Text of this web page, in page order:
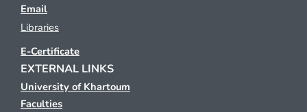
Email
Libraries
E-Certificate
EXTERNAL LINKS
University of Khartoum
Faculties